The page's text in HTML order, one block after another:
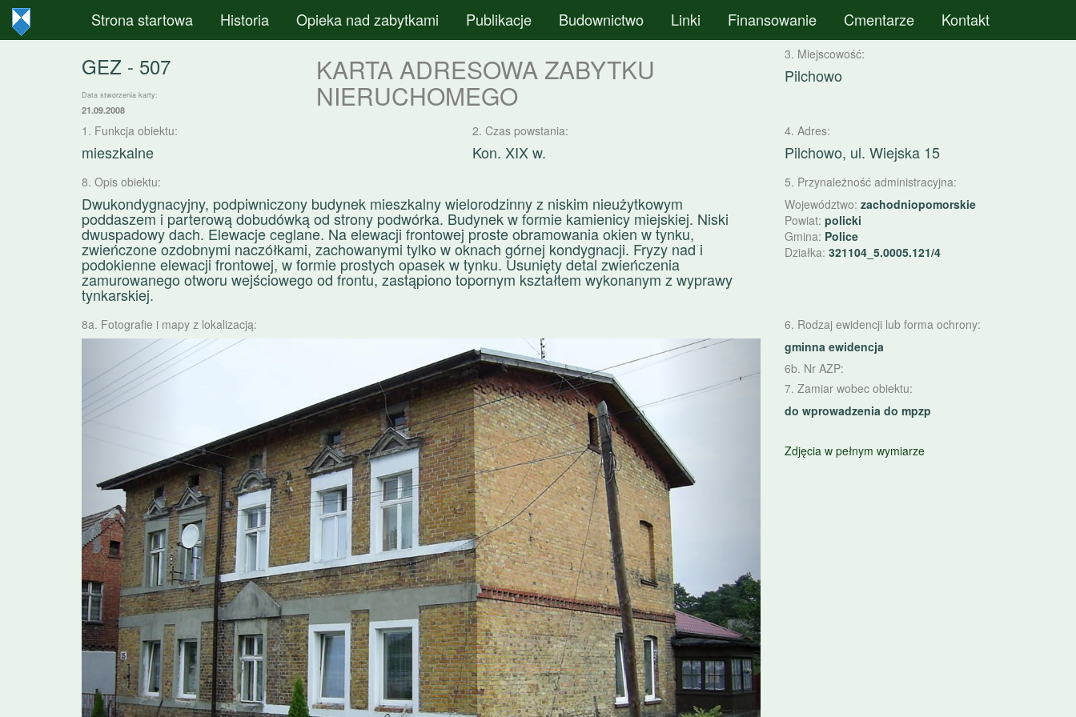
Strona startowa Historia Opieka nad zabytkami Publikacje Budownictwo Linki Finansowanie Cmentarze Kontakt
GEZ - 507
Data stworzenia karty:
21.09.2008
KARTA ADRESOWA ZABYTKU
NIERUCHOMEGO
3. Miejscowość:
Pilchowo
1. Funkcja obiektu:
mieszkalne
2. Czas powstania:
Kon. XIX w.
4. Adres:
Pilchowo, ul. Wiejska 15
8. Opis obiektu:
Dwukondygnacyjny, podpiwniczony budynek mieszkalny wielorodzinny z niskim nieużytkowym
poddaszem i parterową dobudówką od strony podwórka. Budynek w formie kamienicy miejskiej. Niski
dwuspadowy dach. Elewacje ceglane. Na elewacji frontowej proste obramowania okien w tynku,
zwieńczone ozdobnymi naczółkami, zachowanymi tylko w oknach górnej kondygnacji. Fryzy nad i
podokienne elewacji frontowej, w formie prostych opasek w tynku. Usunięty detal zwieńczenia
zamurowanego otworu wejściowego od frontu, zastąpiono topornym kształtem wykonanym z wyprawy
tynkarskiej.
5. Przynależność administracyjna:
Województwo: zachodniopomorskie
Powiat: policki
Gmina: Police
Działka: 321104_5.0005.121/4
8a. Fotografie i mapy z lokalizacją:
Poprzednie Następny
6. Rodzaj ewidencji lub forma ochrony:
gminna ewidencja
6b. Nr AZP:
7. Zamiar wobec obiektu:
do wprowadzenia do mpzp
Zdjęcia w pełnym wymiarze